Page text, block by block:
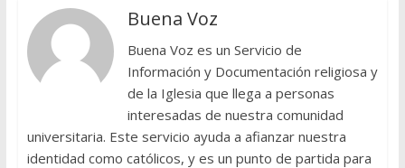
Buena Voz
Buena Voz es un Servicio de
Información y Documentación religiosa y
de la Iglesia que llega a personas
interesadas de nuestra comunidad
universitaria. Este servicio ayuda a afianzar nuestra
identidad como católicos, y es un punto de partida para